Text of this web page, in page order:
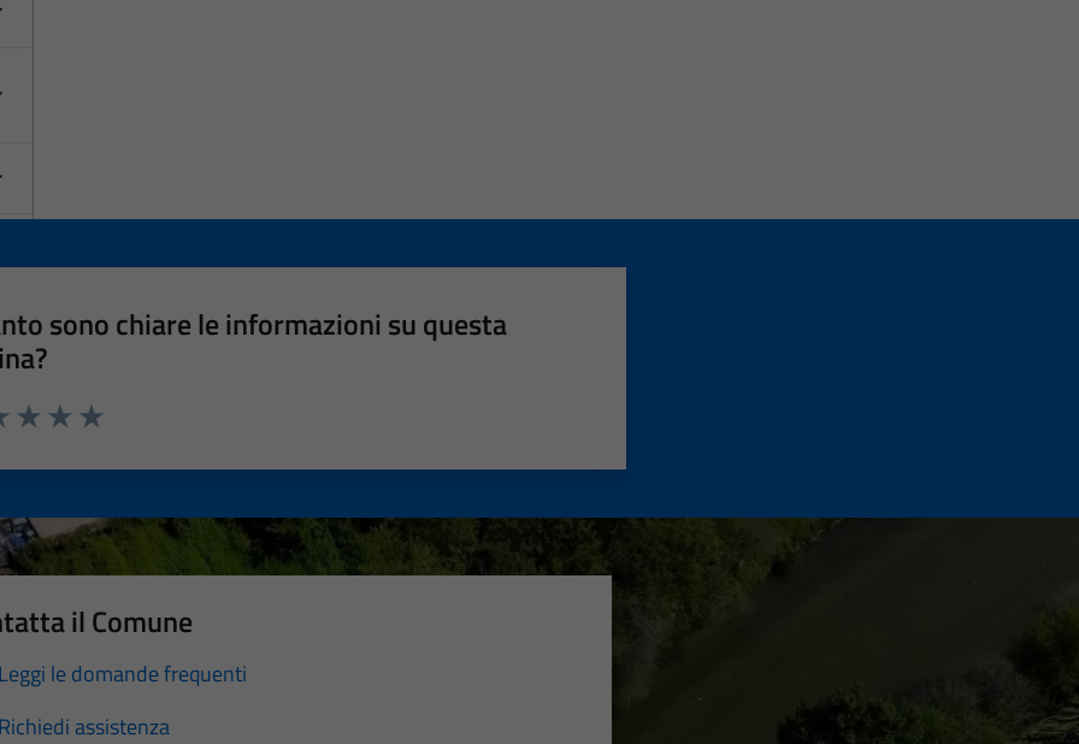
sono chiare le informazioni su questa
il Comune
le domande frequenti
assistenza